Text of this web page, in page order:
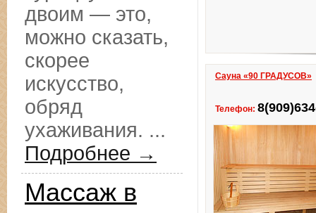
Сауна «90 ГРАДУСОВ»
Телефон:
двоим — это,
можно сказать,
скорее
искусство,
обряд
ухаживания. ...
Подробнее →
Массаж в